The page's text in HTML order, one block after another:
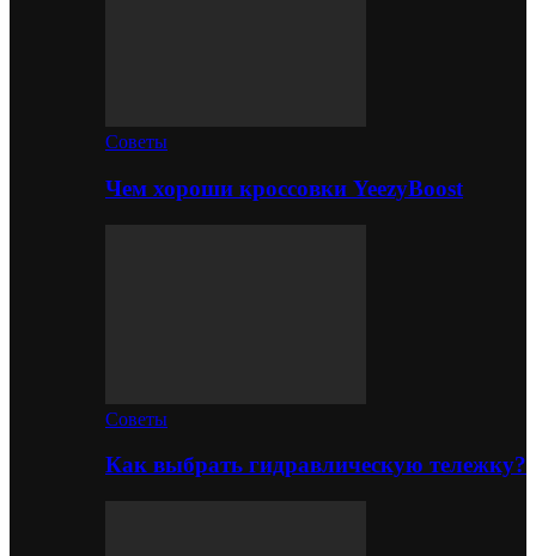
Советы
Чем хороши кроссовки YeezyBoost
Советы
Как выбрать гидравлическую тележку?